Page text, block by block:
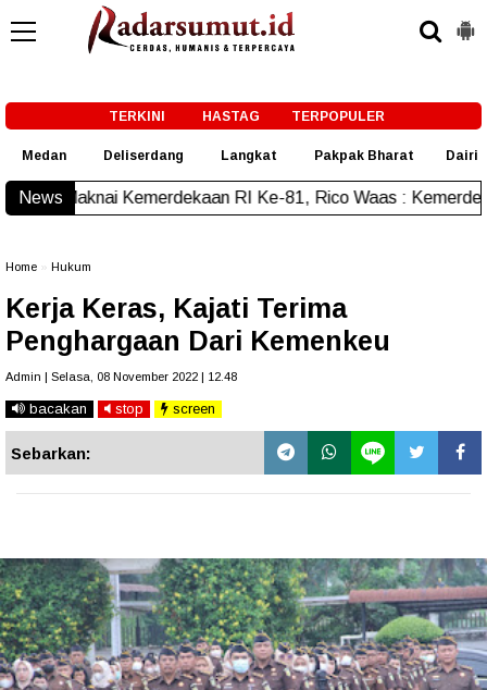
TERKINI HASTAG TERPOPULER
Medan Deliserdang Langkat Pakpak Bharat Dairi
News RI Ke-81, Rico Waas : Kemerdekaan Harus
Home Hukum
Kerja Keras, Kajati Terima
Penghargaan Dari Kemenkeu
Admin | Selasa, 08 November 2022 | 12.48
bacakan stop screen
Sebarkan: